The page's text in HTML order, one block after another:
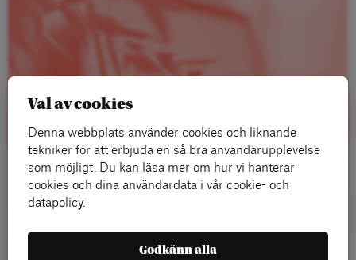
Läs mer
Val av cookies
Denna webbplats använder cookies och liknande
tekniker för att erbjuda en så bra användarupplevelse
som möjligt. Du kan läsa mer om hur vi hanterar
cookies och dina användardata i vår cookie- och
datapolicy.
Godkänn alla